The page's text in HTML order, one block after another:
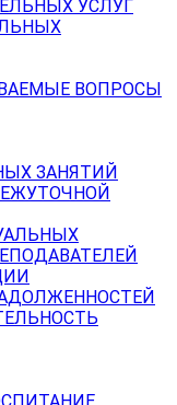
УСЛУГ
ВОПРОСЫ
ЗАНЯТИЙ